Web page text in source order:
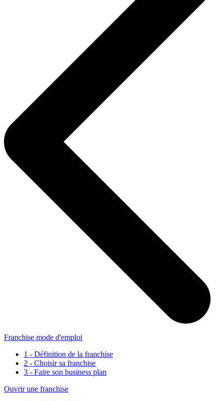
Franchise mode d'emploi
1 - Définition de la franchise
2 - Choisir sa franchise
3 - Faire son business plan
Ouvrir une franchise